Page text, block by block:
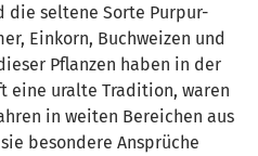
die seltene Sorte Purpur-
Einkorn, Buchweizen und
Pflanzen haben in der
eine uralte Tradition, waren
in weiten Bereichen aus
besondere Ansprüche